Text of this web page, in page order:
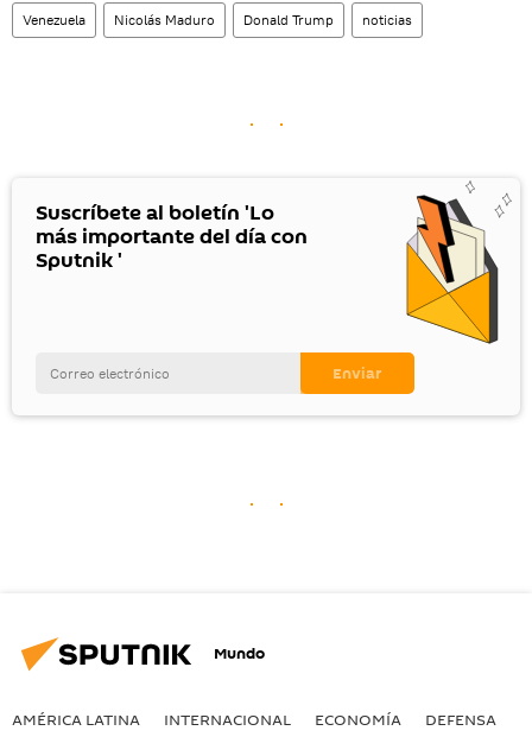
Venezuela Nicolás Maduro Donald Trump noticias
Suscríbete al boletín 'Lo
más importante del día con
Sputnik '
Mundo
AMÉRICA LATINA INTERNACIONAL ECONOMÍA DEFENSA